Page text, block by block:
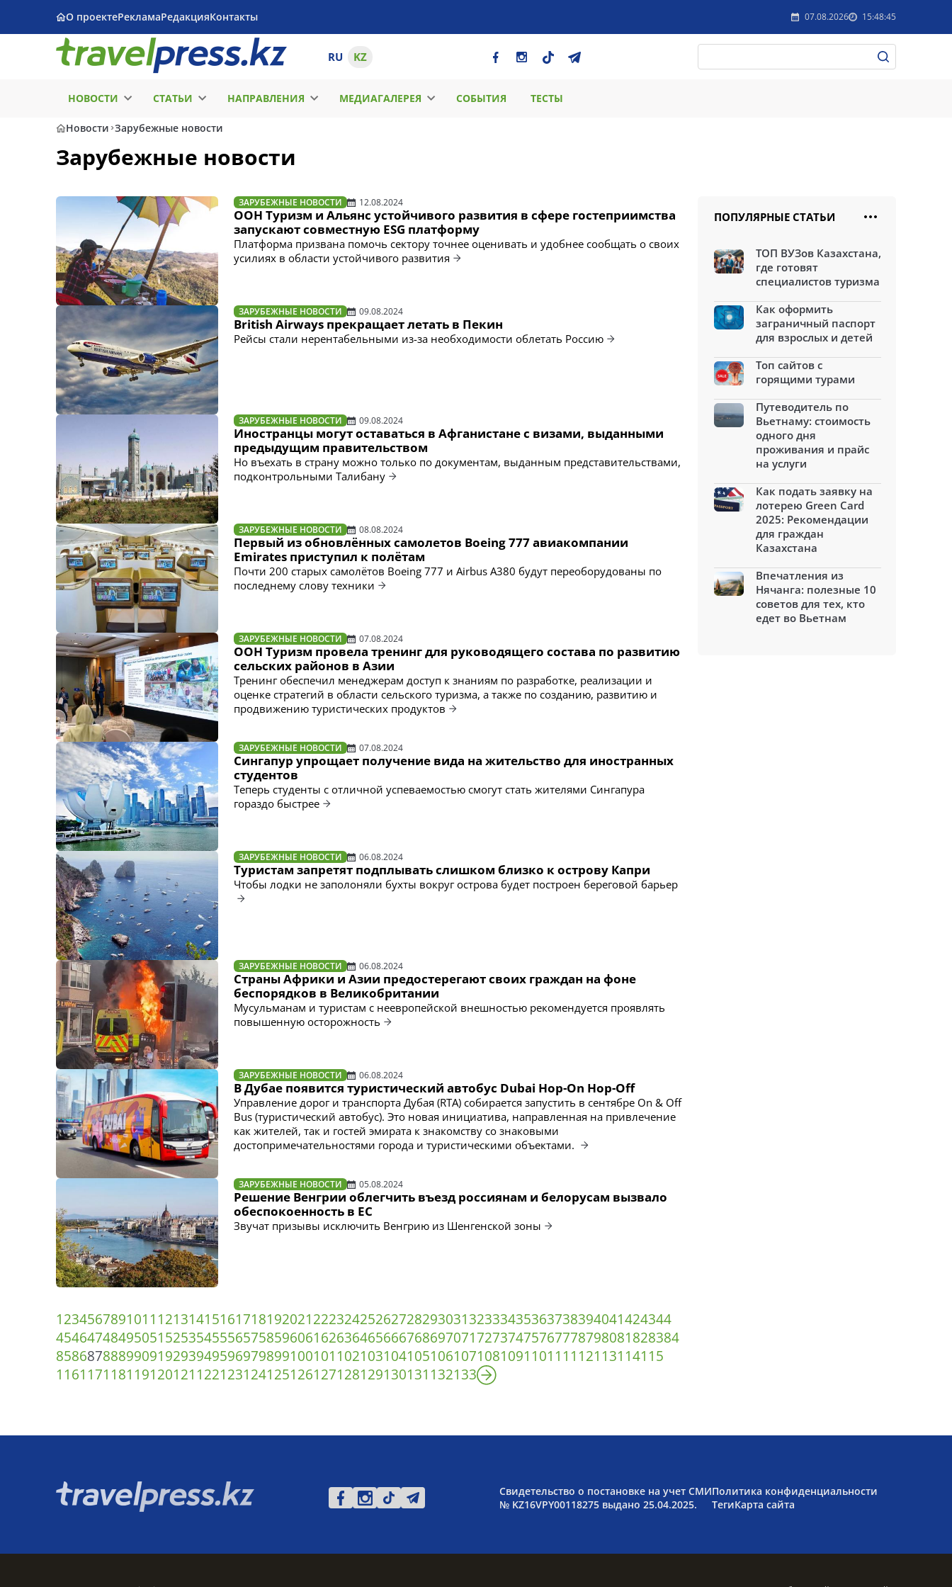
О проектеРекламаРедакцияКонтакты 07.08.2026 15:48:45
RU KZ
НОВОСТИ СТАТЬИ НАПРАВЛЕНИЯ МЕДИАГАЛЕРЕЯ СОБЫТИЯ ТЕСТЫ
Новости Зарубежные новости
Зарубежные новости
ЗАРУБЕЖНЫЕ НОВОСТИ 12.08.2024
ООН Туризм и Альянс устойчивого развития в сфере гостеприимства
запускают совместную ESG платформу
Платформа призвана помочь сектору точнее оценивать и удобнее сообщать о своих
усилиях в области устойчивого развития
ЗАРУБЕЖНЫЕ НОВОСТИ 09.08.2024
British Airways прекращает летать в Пекин
Рейсы стали нерентабельными из-за необходимости облетать Россию
ЗАРУБЕЖНЫЕ НОВОСТИ 09.08.2024
Иностранцы могут оставаться в Афганистане с визами, выданными
предыдущим правительством
Но въехать в страну можно только по документам, выданным представительствами,
подконтрольными Талибану
ЗАРУБЕЖНЫЕ НОВОСТИ 08.08.2024
Первый из обновлённых самолетов Boeing 777 авиакомпании
Emirates приступил к полётам
Почти 200 старых самолётов Boeing 777 и Airbus A380 будут переоборудованы по
последнему слову техники
ЗАРУБЕЖНЫЕ НОВОСТИ 07.08.2024
ООН Туризм провела тренинг для руководящего состава по развитию
сельских районов в Азии
Тренинг обеспечил менеджерам доступ к знаниям по разработке, реализации и
оценке стратегий в области сельского туризма, а также по созданию, развитию и
продвижению туристических продуктов
ЗАРУБЕЖНЫЕ НОВОСТИ 07.08.2024
Сингапур упрощает получение вида на жительство для иностранных
студентов
Теперь студенты с отличной успеваемостью смогут стать жителями Сингапура
гораздо быстрее
ЗАРУБЕЖНЫЕ НОВОСТИ 06.08.2024
Туристам запретят подплывать слишком близко к острову Капри
Чтобы лодки не заполоняли бухты вокруг острова будет построен береговой барьер
ЗАРУБЕЖНЫЕ НОВОСТИ 06.08.2024
Страны Африки и Азии предостерегают своих граждан на фоне
беспорядков в Великобритании
Мусульманам и туристам с неевропейской внешностью рекомендуется проявлять
повышенную осторожность
ЗАРУБЕЖНЫЕ НОВОСТИ 06.08.2024
В Дубае появится туристический автобус Dubai Hop-On Hop-Off
Управление дорог и транспорта Дубая (RTA) собирается запустить в сентябре On & Off
Bus (туристический автобус). Это новая инициатива, направленная на привлечение
как жителей, так и гостей эмирата к знакомству со знаковыми
достопримечательностями города и туристическими объектами.
ЗАРУБЕЖНЫЕ НОВОСТИ 05.08.2024
Решение Венгрии облегчить въезд россиянам и белорусам вызвало
обеспокоенность в ЕС
Звучат призывы исключить Венгрию из Шенгенской зоны
1234567891011 121314151617181920212223242526272829303132333435363738394041424344
45464748495051525354555657585960616263646566676869707172737475767778798081828384
858687888990919293949596979899100101 102103104105106107108109110111 112113114115
116117118119120121 122123124125126127128129130131 132133
ПОПУЛЯРНЫЕ СТАТЬИ
ТОП ВУЗов Казахстана,
где готовят
специалистов туризма
Как оформить
заграничный паспорт
для взрослых и детей
Топ сайтов с
горящими турами
Путеводитель по
Вьетнаму: стоимость
одного дня
проживания и прайс
на услуги
Как подать заявку на
лотерею Green Card
2025: Рекомендации
для граждан
Казахстана
Впечатления из
Нячанга: полезные 10
советов для тех, кто
едет во Вьетнам
Свидетельство о постановке на учет СМИ
№ KZ16VPY00118275 выдано 25.04.2025.
Политика конфиденциальности
ТегиКарта сайта